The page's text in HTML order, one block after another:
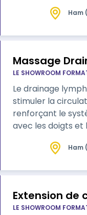
Ham
Massage
LE SHOWROOM
Le drainage
stimuler la
renforçant le
avec les doigts et
soin basé sur un
Ham
Extension de
LE SHOWROOM